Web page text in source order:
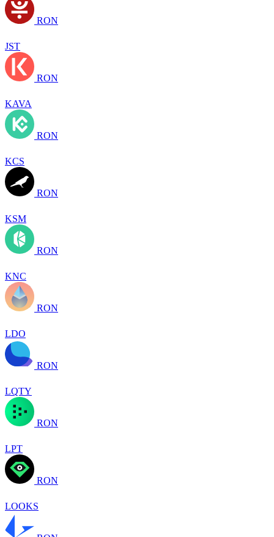
RON
JST
RON
KAVA
RON
KCS
RON
KSM
RON
KNC
RON
LDO
RON
LQTY
RON
LPT
RON
LOOKS